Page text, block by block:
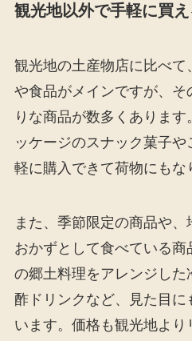
観光地以外で手軽に買
観光地の土産物店に比べて
や食品がメインですが、そ
りな商品が数多くありま
ッケージのスナック菓子
軽に購入できて荷物にもな
また、季節限定の商品や
おかずとして食べている商
の郷土料理をアレンジし
酢ドリンクなど、見た目に
います。価格も観光地より